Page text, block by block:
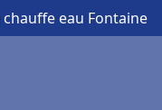
eau Fontaine